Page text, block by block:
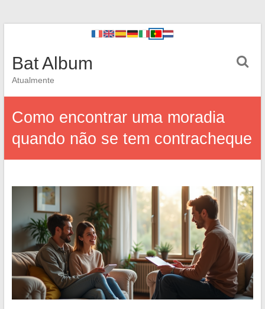
Bat Album
Atualmente
Como encontrar uma moradia
quando não se tem contracheque